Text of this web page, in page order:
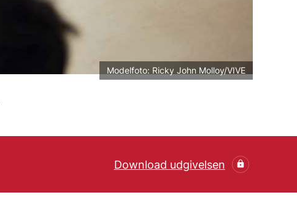
Modelfoto: Ricky John Molloy/VIVE
Download udgivelsen
Læs artiklen her